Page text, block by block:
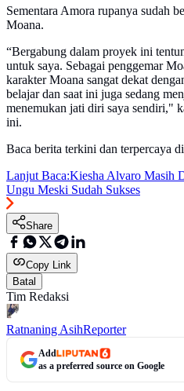
Sementara Amora rupanya sudah
Moana.
“Bergabung dalam proyek ini
untuk saya. Sebagai penggemar
karakter Moana sangat dekat
belajar dan saat ini juga sedang
menemukan jati diri saya sendiri,"
ini.
Baca berita terkini dan terpercaya di
Lanjut Baca:Kiesha Alvaro Masih
Ungu Meski Sudah Sukses
Share
Copy Link
Batal
Tim Redaksi
Ratnaning AsihReporter
Add
as a preferred source on Google